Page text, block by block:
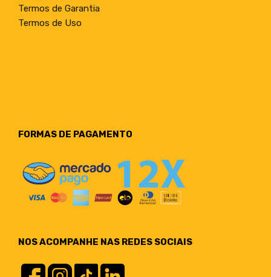
Termos de Garantia
Termos de Uso
FORMAS DE PAGAMENTO
NOS ACOMPANHE NAS REDES SOCIAIS